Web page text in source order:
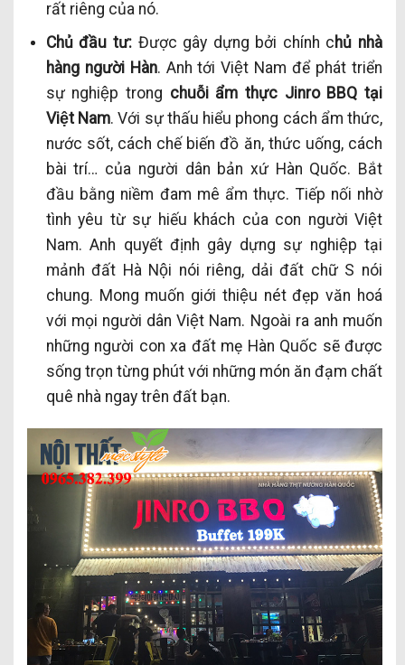
rất riêng của nó.
Chủ đầu tư:Được gây dựng bởi chính c hủ nhà
hàng người Hàn. Anh tới Việt Nam để phát triển
sự nghiệp trong chuỗi ẩm thực Jinro BBQ tại
Việt Nam. Với sự thấu hiểu phong cách ẩm thức,
nước sốt, cách chế biến đồ ăn, thức uống, cách
bài trí… của người dân bản xứ Hàn Quốc. Bắt
đầu bằng niềm đam mê ẩm thực. Tiếp nối nhờ
tình yêu từ sự hiếu khách của con người Việt
Nam. Anh quyết định gây dựng sự nghiệp tại
mảnh đất Hà Nội nói riêng, dải đất chữ S nói
chung. Mong muốn giới thiệu nét đẹp văn hoá
với mọi người dân Việt Nam. Ngoài ra anh muốn
những người con xa đất mẹ Hàn Quốc sẽ được
sống trọn từng phút với những món ăn đạm chất
quê nhà ngay trên đất bạn.